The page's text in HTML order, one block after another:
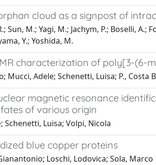
cloud as a signpost of
Sun, M.; Yagi, M.; Jachym, P.; Boselli, A.;
Y.; Yoshida, M.
characterization of poly[3-(6-
Mucci, Adele; Schenetti, Luisa; P., Costa
magnetic resonance
of various origin
Schenetti, Luisa; Volpi, Nicola
blue copper proteins
Loschi, Lodovica; Sola, Marco